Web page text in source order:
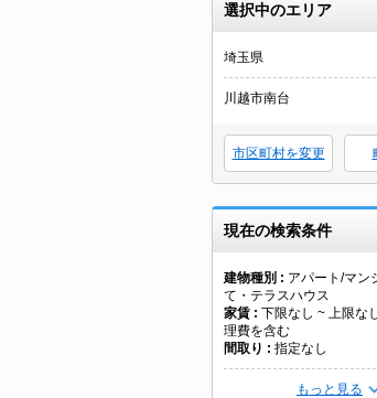
選択中のエリア
埼玉県
川越市南台
市区町村を変更
現在の検索条件
建物種別
アパート/マン
て・テラスハウス
家賃
下限なし ~ 上限な
理費を含む
間取り
指定なし
もっと見る